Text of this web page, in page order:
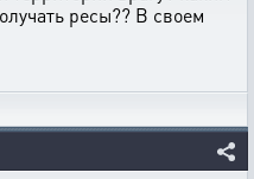
ресы?? В своем